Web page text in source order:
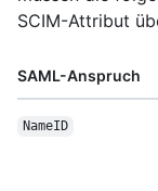
SCIM-Attribut
SAML-Anspruch
NameID